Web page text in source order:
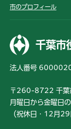
市のプロフィール
千葉市
法人番号
〒260-8722 千葉
月曜日から金曜日
（祝休日・12月